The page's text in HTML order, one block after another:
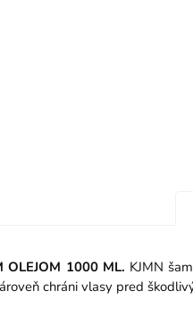
OLEJOM 1000 ML. KJMN
chráni vlasy pred